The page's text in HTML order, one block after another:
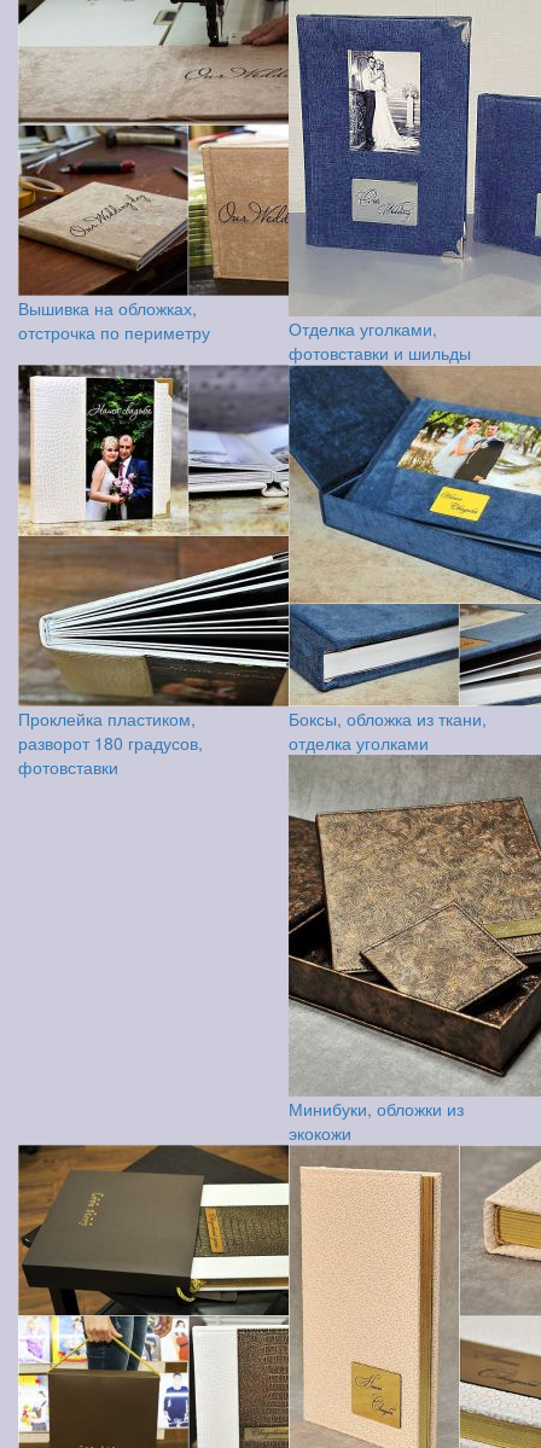
Вышивка на обложках,
отстрочка по периметру
Отделка уголками,
фотовставки и шильды
Проклейка пластиком,
разворот 180 градусов,
фотовставки
Боксы, обложка из ткани,
отделка уголками
Минибуки, обложки из
экокожи